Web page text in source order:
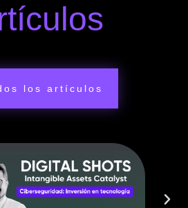
los artículos